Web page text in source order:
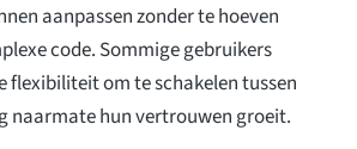
aanpassen zonder te hoeven
code. Sommige gebruikers
flexibiliteit om te schakelen tussen
naarmate hun vertrouwen groeit.